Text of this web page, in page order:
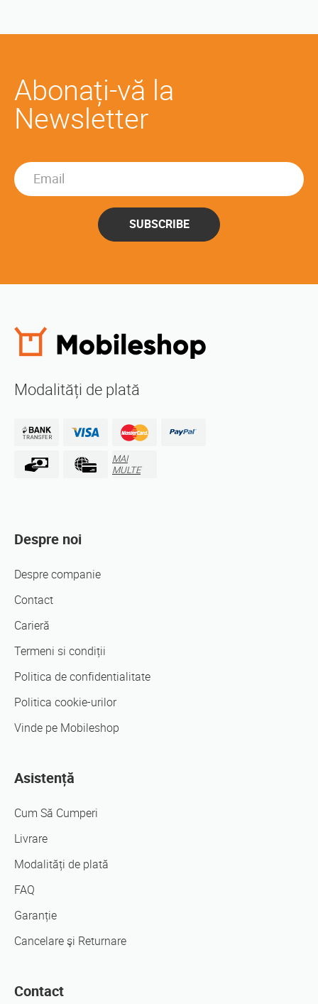
Abonați-vă la
Newsletter
SUBSCRIBE
Modalități de plată
MAI
MULTE
Despre noi
Despre companie
Contact
Carieră
Termeni si condiții
Politica de confidentialitate
Politica cookie-urilor
Vinde pe Mobileshop
Asistență
Cum Să Cumperi
Livrare
Modalități de plată
FAQ
Garanție
Cancelare şi Returnare
Contact